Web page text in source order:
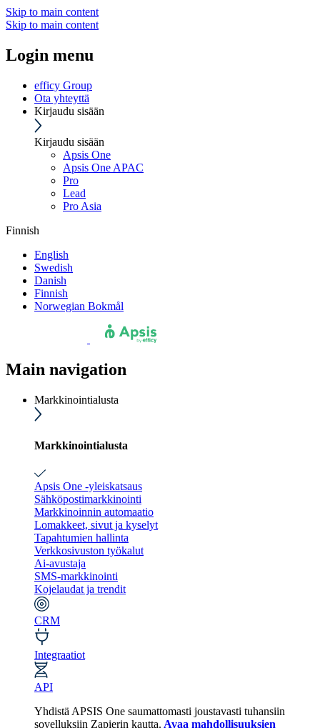
Skip to main content
Skip to main content
Login menu
efficy Group
Ota yhteyttä
Kirjaudu sisään
Kirjaudu sisään
Apsis One
Apsis One APAC
Pro
Lead
Pro Asia
Finnish
English
Swedish
Danish
Finnish
Norwegian Bokmål
Main navigation
Markkinointialusta
Markkinointialusta
Apsis One -yleiskatsaus
Sähköpostimarkkinointi
Markkinoinnin automaatio
Lomakkeet, sivut ja kyselyt
Tapahtumien hallinta
Verkkosivuston työkalut
Ai-avustaja
SMS-markkinointi
Kojelaudat ja trendit
CRM
Integraatiot
API
Yhdistä APSIS One saumattomasti joustavasti tuhansiin
sovelluksiin Zapierin kautta. Avaa mahdollisuuksien